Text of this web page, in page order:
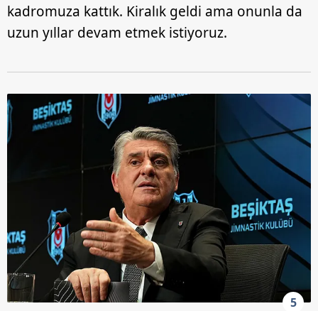
kadromuza kattık. Kiralık geldi ama onunla da
uzun yıllar devam etmek istiyoruz.
5